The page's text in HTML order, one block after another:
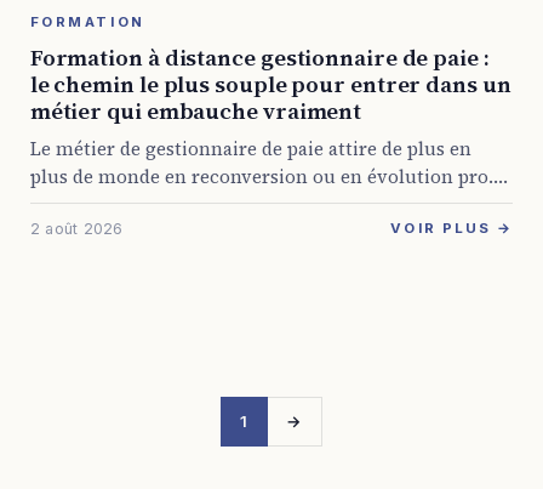
FORMATION
Formation à distance gestionnaire de paie :
le chemin le plus souple pour entrer dans un
métier qui embauche vraiment
Le métier de gestionnaire de paie attire de plus en
plus de monde en reconversion ou en évolution pro.
C’est logique : les entreprises ont toujours besoin de
quelqu’un qui ...
2 août 2026 VOIR PLUS →
1 →